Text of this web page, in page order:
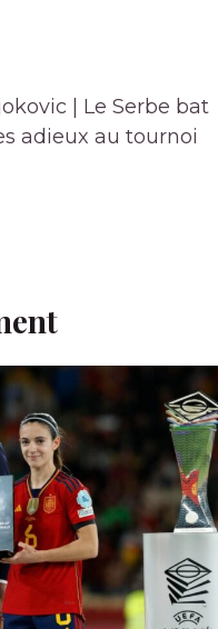
| Le Serbe bat
adieux au tournoi